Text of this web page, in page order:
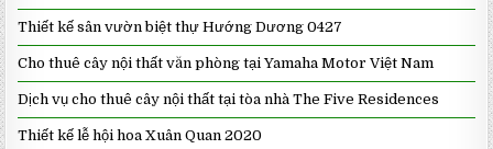
Thiết kế sân vườn biệt thự Hướng Dương 0427
Cho thuê cây nội thất văn phòng tại Yamaha Motor Việt Nam
Dịch vụ cho thuê cây nội thất tại tòa nhà The Five Residences
Thiết kế lễ hội hoa Xuân Quan 2020